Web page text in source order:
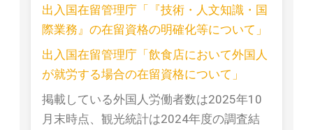
出入国在留管理庁「『技術・人文知識・国
際業務』の在留資格の明確化等について」
出入国在留管理庁「飲食店において外国人
が就労する場合の在留資格について」
掲載している外国人労働者数は2025年10
月末時点、観光統計は2024年度の調査結